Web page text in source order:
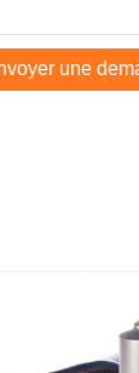
une